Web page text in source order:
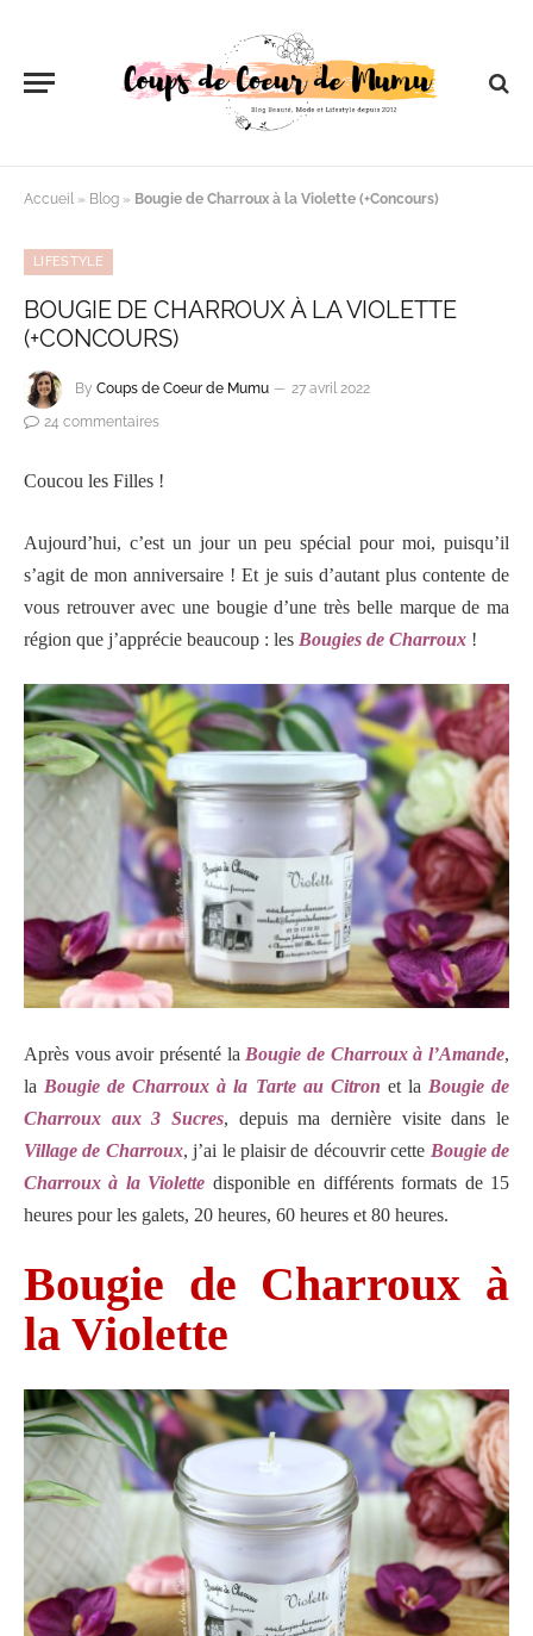
Accueil » Blog » Bougie de Charroux à la Violette (+Concours)
LIFESTYLE
BOUGIE DE CHARROUX À LA VIOLETTE
(+CONCOURS)
By Coups de Coeur de Mumu
27 avril 2022
24 commentaires
Coucou les Filles !
Aujourd’hui, c’est un jour un peu spécial pour moi, puisqu’il
s’agit de mon anniversaire ! Et je suis d’autant plus contente de
vous retrouver avec une bougie d’une très belle marque de ma
région que j’apprécie beaucoup : les Bougies de Charroux !
Après vous avoir présenté la Bougie de Charroux à l’Amande,
la Bougie de Charroux à la Tarte au Citron et la Bougie de
Charroux aux 3 Sucres, depuis ma dernière visite dans le
Village de Charroux, j’ai le plaisir de découvrir cette Bougie de
Charroux à la Violette disponible en différents formats de 15
heures pour les galets, 20 heures, 60 heures et 80 heures.
Bougie de Charroux à
la Violette